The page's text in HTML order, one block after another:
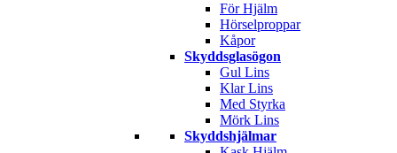
För Hjälm
Hörselproppar
Kåpor
Skyddsglasögon
Gul Lins
Klar Lins
Med Styrka
Mörk Lins
Skyddshjälmar